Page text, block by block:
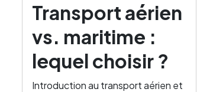
Transport aérien
vs. maritime :
lequel choisir ?
Introduction au transport aérien et